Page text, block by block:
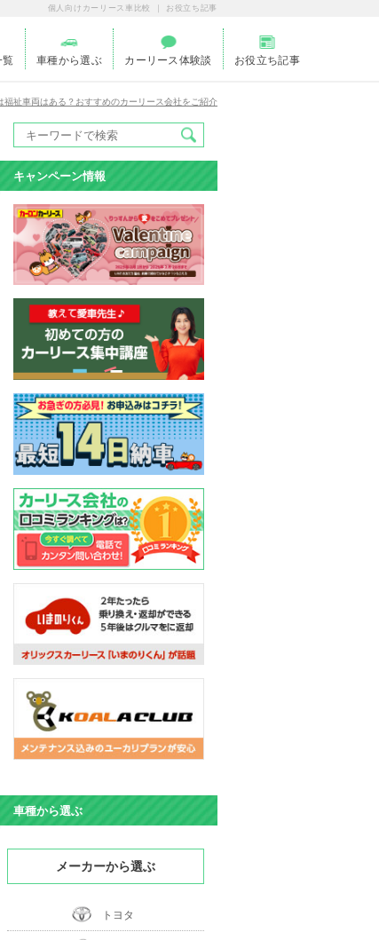
個人向けカーリース車比較 ｜ お役立ち記事
覧 車種から選ぶ カーリース体験談 お役立ち記事
福祉車両はある？おすすめのカーリース会社をご紹介
キャンペーン情報
車種から選ぶ
メーカーから選ぶ
トヨタ